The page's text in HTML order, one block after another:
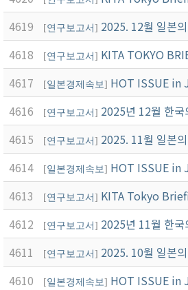
4619 [연구보고서] 2025. 12월 일본
4618 [연구보고서] KITA TOKYO
4617 [일본경제속보] HOT ISSUE in
4616 [연구보고서] 2025년 12월 한
4615 [연구보고서] 2025. 11월 일본
4614 [일본경제속보] HOT ISSUE in
4613 [연구보고서] KITA Tokyo
4612 [연구보고서] 2025년 11월 한
4611 [연구보고서] 2025. 10월 일본
4610 [일본경제속보] HOT ISSUE in